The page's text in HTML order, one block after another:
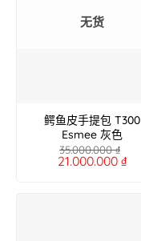
无货
鳄鱼皮手提包 T300
Esmee 灰色
35.000.000₫
21.000.000 ₫